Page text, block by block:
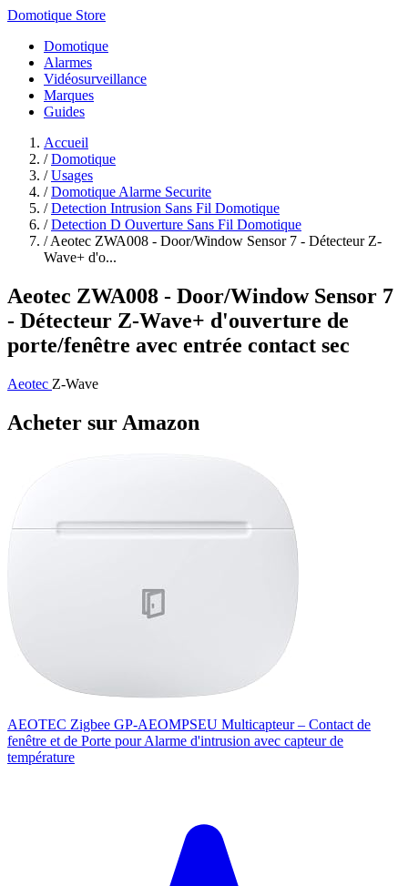
Domotique Store
Domotique
Alarmes
Vidéosurveillance
Marques
Guides
Accueil
/ Domotique
/ Usages
/ Domotique Alarme Securite
/ Detection Intrusion Sans Fil Domotique
/ Detection D Ouverture Sans Fil Domotique
/ Aeotec ZWA008 - Door/Window Sensor 7 - Détecteur Z-
Wave+ d'o...
Aeotec ZWA008 - Door/Window Sensor 7
- Détecteur Z-Wave+ d'ouverture de
porte/fenêtre avec entrée contact sec
Aeotec Z-Wave
Acheter sur Amazon
AEOTEC Zigbee GP-AEOMPSEU Multicapteur – Contact de
fenêtre et de Porte pour Alarme d'intrusion avec capteur de
température